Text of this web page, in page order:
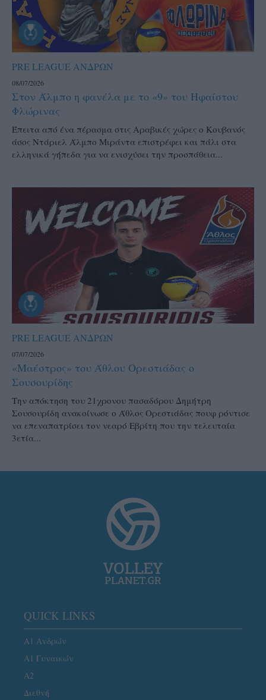
PRE LEAGUE ΑΝΔΡΩΝ
08/07/2026
Στον Άλμπο η φανέλα με το «9» του Ηφαίστου
Φλώρινας
Έπειτα από ένα πέρασμα στις Αραβικές χώρες ο Κουβανός
άσος Ντάριελ Άλμπο Μιράντα επιστρέφει και πάλι στα
ελληνικά γήπεδα για να ενισχύσει την προσπάθεια...
PRE LEAGUE ΑΝΔΡΩΝ
07/07/2026
«Μαέστρος» του Άθλου Ορεστιάδας ο
Σουσουρίδης
Την απόκτηση του 21χρονου πασαδόρου Δημήτρη
Σουσουρίδη ανακοίνωσε ο Άθλος Ορεστιάδας πουφ ρόντισε
να επεναπατρίσει τον νεαρό Εβρίτη που την τελευταία
3ετία...
QUICK LINKS
Α1 Ανδρών
Α1 Γυναικών
A2
Διεθνή